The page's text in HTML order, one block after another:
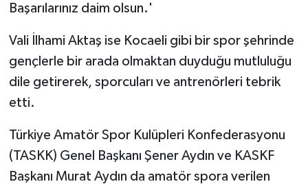
Başarılarınız daim olsun.'
Vali İlhami Aktaş ise Kocaeli gibi bir spor şehrinde
gençlerle bir arada olmaktan duyduğu mutluluğu
dile getirerek, sporcuları ve antrenörleri tebrik
etti.
Türkiye Amatör Spor Kulüpleri Konfederasyonu
(TASKK) Genel Başkanı Şener Aydın ve KASKF
Başkanı Murat Aydın da amatör spora verilen